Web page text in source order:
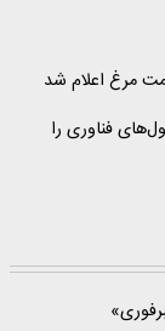
مرغ اعلام شد
فناوری را